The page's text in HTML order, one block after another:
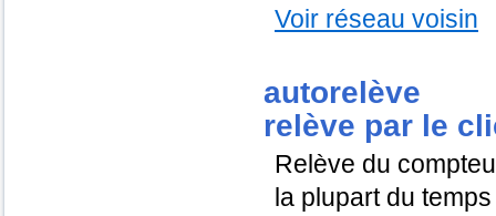
Voir réseau voisin
autorelève
relève par le
Relève du
la plupart du